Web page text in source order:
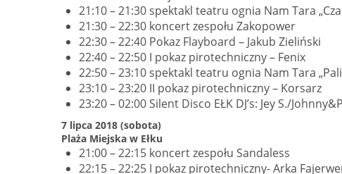
21:10 – 21:30 spektakl teatru ognia Nam Tara
21:30 – 22:30 koncert zespołu Zakopower
22:30 – 22:40 Pokaz Flayboard – Jakub Zieliński
22:40 – 22:50 I pokaz pirotechniczny – Fenix
22:50 – 23:10 spektakl teatru ognia Nam Tara
23:10 – 23:20 II pokaz pirotechniczny – Korsarz
23:20 – 02:00 Silent Disco EŁK DJ’s: Jey S./
7 lipca 2018 (sobota)
Plaża Miejska w Ełku
21:00 – 22:15 koncert zespołu Sandaless
22:15 – 22:25 I pokaz pirotechniczny- Arka